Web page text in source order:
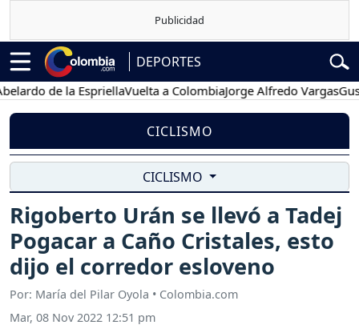
DEPORTES
de la EspriellaVuelta a ColombiaJorge Alfredo VargasGustavo
CICLISMO
CICLISMO
Rigoberto Urán se llevó a Tadej
Pogacar a Caño Cristales, esto
dijo el corredor esloveno
Por: María del Pilar Oyola • Colombia.com
Mar, 08 Nov 2022 12:51 pm